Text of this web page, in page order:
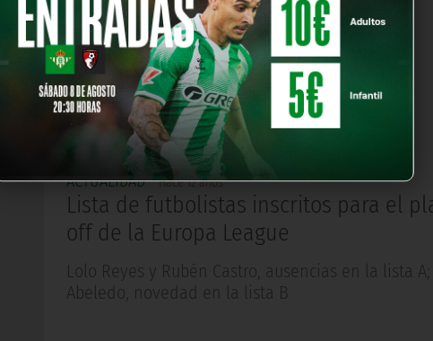
"Ha sido un partido extraordinario para sacar
conclusiones", señalaba el míster del Real Betis
ACTUALIDAD Hace 12 años
Lista de futbolistas inscritos para el
off de la Europa League
Lolo Reyes y Rubén Castro, ausencias en la lista A;
Abeledo, novedad en la lista B